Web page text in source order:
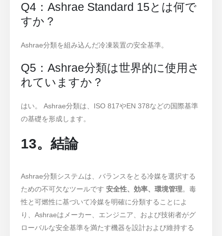
Q4：Ashrae Standard 15とは何で
すか？
Ashrae分類を組み込んだ冷凍装置の安全基準。
Q5：Ashrae分類は世界的に使用さ
れていますか？
はい。 Ashrae分類は、ISO 817やEN 378などの国際基準
の基礎を形成します。
13。結論
Ashrae分類システムは、バランスをとる冷媒を選択する
ための不可欠なツールです安全性、効率、環境管理。毒
性と可燃性に基づいて冷媒を明確に分類することによ
り、Ashraeはメーカー、エンジニア、および技術者がグ
ローバルな安全基準を満たす機器を設計および維持する